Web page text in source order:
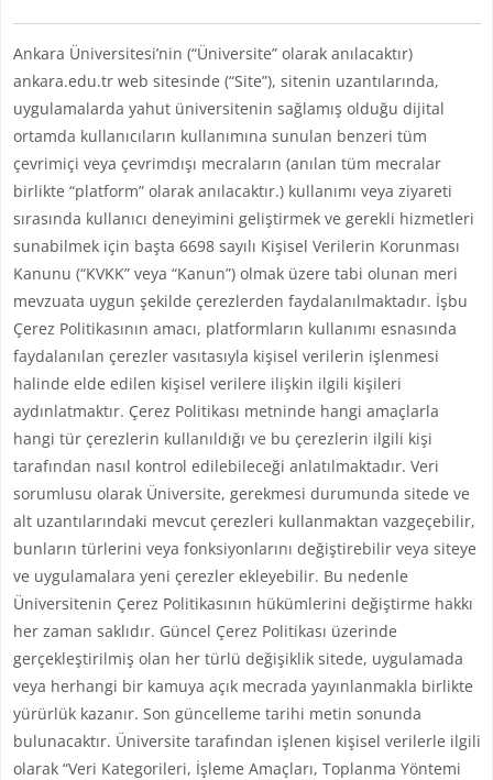
Ankara Üniversitesi’nin (“Üniversite” olarak anılacaktır)
ankara.edu.tr web sitesinde (“Site”), sitenin uzantılarında,
uygulamalarda yahut üniversitenin sağlamış olduğu dijital
ortamda kullanıcıların kullanımına sunulan benzeri tüm
çevrimiçi veya çevrimdışı mecraların (anılan tüm mecralar
birlikte “platform” olarak anılacaktır.) kullanımı veya ziyareti
sırasında kullanıcı deneyimini geliştirmek ve gerekli hizmetleri
sunabilmek için başta 6698 sayılı Kişisel Verilerin Korunması
Kanunu (“KVKK” veya “Kanun”) olmak üzere tabi olunan meri
mevzuata uygun şekilde çerezlerden faydalanılmaktadır. İşbu
Çerez Politikasının amacı, platformların kullanımı esnasında
faydalanılan çerezler vasıtasıyla kişisel verilerin işlenmesi
halinde elde edilen kişisel verilere ilişkin ilgili kişileri
aydınlatmaktır. Çerez Politikası metninde hangi amaçlarla
hangi tür çerezlerin kullanıldığı ve bu çerezlerin ilgili kişi
tarafından nasıl kontrol edilebileceği anlatılmaktadır. Veri
sorumlusu olarak Üniversite, gerekmesi durumunda sitede ve
alt uzantılarındaki mevcut çerezleri kullanmaktan vazgeçebilir,
bunların türlerini veya fonksiyonlarını değiştirebilir veya siteye
ve uygulamalara yeni çerezler ekleyebilir. Bu nedenle
Üniversitenin Çerez Politikasının hükümlerini değiştirme hakkı
her zaman saklıdır. Güncel Çerez Politikası üzerinde
gerçekleştirilmiş olan her türlü değişiklik sitede, uygulamada
veya herhangi bir kamuya açık mecrada yayınlanmakla birlikte
yürürlük kazanır. Son güncelleme tarihi metin sonunda
bulunacaktır. Üniversite tarafından işlenen kişisel verilerle ilgili
olarak “Veri Kategorileri, İşleme Amaçları, Toplanma Yöntemi